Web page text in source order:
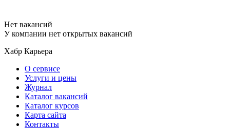
Нет вакансий
У компании нет открытых вакансий
Хабр Карьера
О сервисе
Услуги и цены
Журнал
Каталог вакансий
Каталог курсов
Карта сайта
Контакты